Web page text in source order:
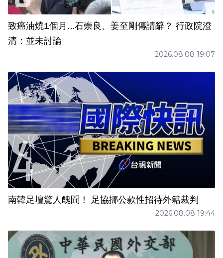
致癌油燒1個月...石崇良、姜至剛傳請辭？ 行政院澄
清：並未討論
2026.08.08 19:07
南韓足壇驚人醜聞！ 足協挪公款性招待外籍裁判
2026.08.08 19:44